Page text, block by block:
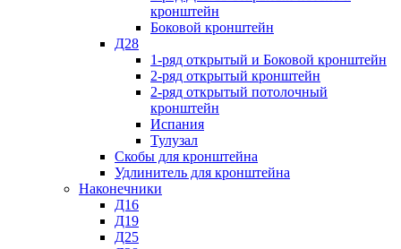
кронштейн
Боковой кронштейн
Д28
1-ряд открытый и Боковой кронштейн
2-ряд открытый кронштейн
2-ряд открытый потолочный
кронштейн
Испания
Тулузал
Скобы для кронштейна
Удлинитель для кронштейна
Наконечники
Д16
Д19
Д25